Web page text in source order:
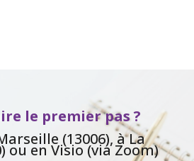
le premier pas ?
(13006), à La
ou en Visio (via Zoom)